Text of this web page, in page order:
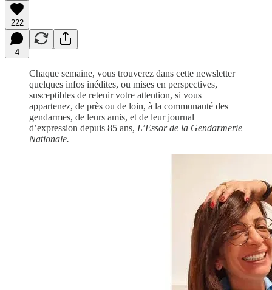
222
4
Chaque semaine, vous trouverez dans cette newsletter
quelques infos inédites, ou mises en perspectives,
susceptibles de retenir votre attention, si vous
appartenez, de près ou de loin, à la communauté des
gendarmes, de leurs amis, et de leur journal
d’expression depuis 85 ans, L’Essor de la Gendarmerie
Nationale.